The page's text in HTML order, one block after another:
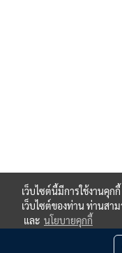
เว็บไซต์นี้มีการใช้งานคุ
เว็บไซต์ของท่าน ท่านสา
และ นโยบายคุกกี้